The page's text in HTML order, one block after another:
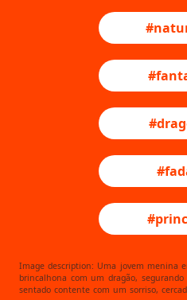
Image description: Uma jovem menina
brincalhona com um dragão,
sentado contente com um sorriso,